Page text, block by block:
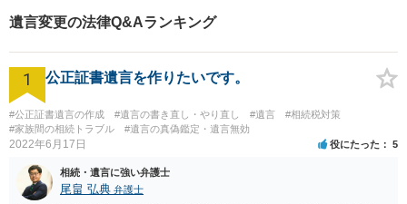
遺言変更の法律Q&Aランキング
1 公正証書遺言を作りたいです。
#公正証書遺言の作成 #遺言の書き直し・やり直し #遺言
#相続税対策
#家族間の相続トラブル
#遺言の真偽鑑定・遺言無効
2022年6月17日 役にたった 5
相続・遺言に強い弁護士
尾畠 弘典 弁護士